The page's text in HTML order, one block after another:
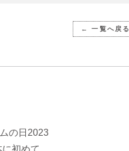
← 一覧へ戻る
の日2023
初めて